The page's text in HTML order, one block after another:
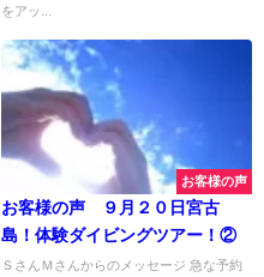
をアッ...
お客様の声
お客様の声 ９月２０日宮古
島！体験ダイビングツアー！②
ＳさんＭさんからのメッセージ 急な予約